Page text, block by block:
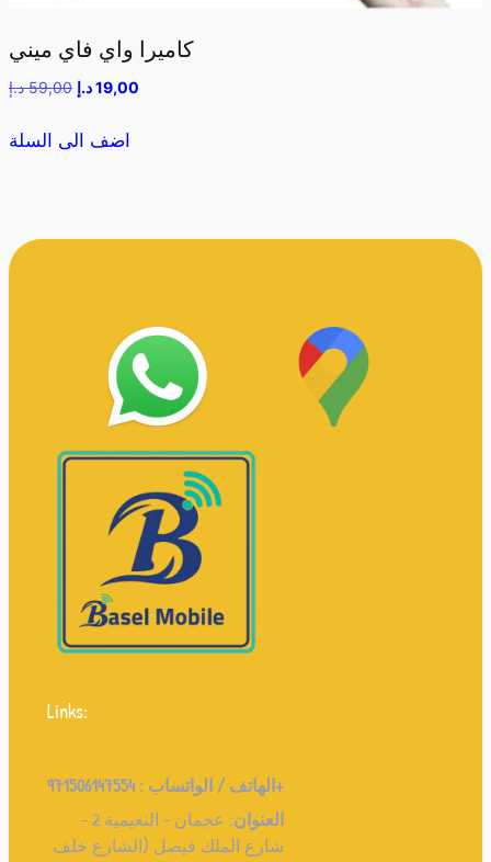
كاميرا واي فاي ميني
59,00 د.إ 19,00د.إ
اضف الى السلة
Links:
الهاتف / الواتساب :971506147554+
العنوان:
عجمان - النعيمية 2 -
شارع الملك فيصل (الشارع خلف